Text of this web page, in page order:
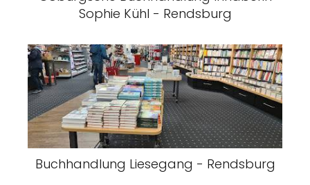
Sophie Kühl - Rendsburg
Buchhandlung Liesegang - Rendsburg